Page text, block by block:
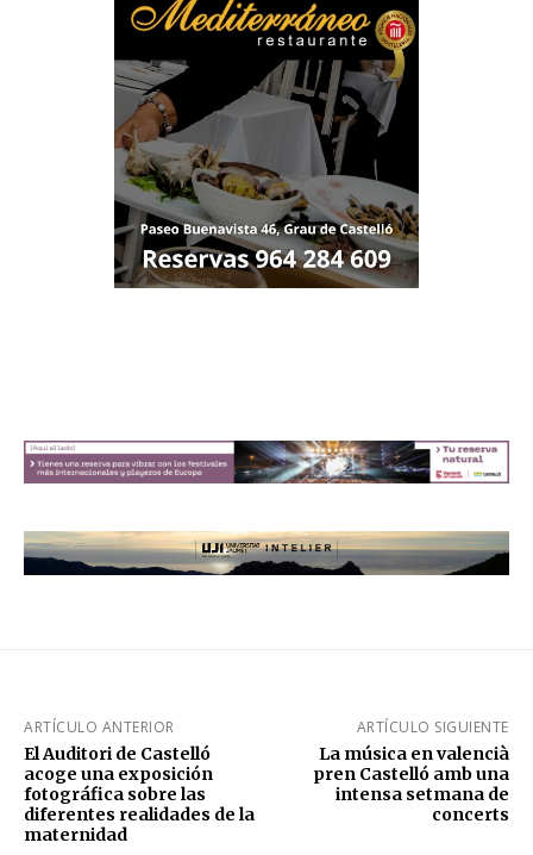
ARTÍCULO ANTERIOR
El Auditori de Castelló
acoge una exposición
fotográfica sobre las
diferentes realidades de la
maternidad
ARTÍCULO SIGUIENTE
La música en valencià
pren Castelló amb una
intensa setmana de
concerts